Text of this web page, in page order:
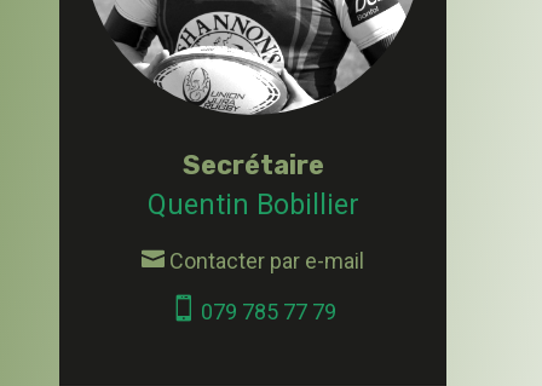
Secrétaire
Quentin Bobillier
 Contacter par e-mail
 079 785 77 79